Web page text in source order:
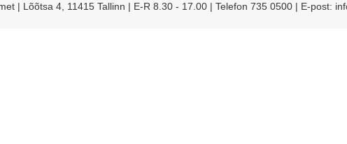
| Lõõtsa 4, 11415 Tallinn | E-R 8.30 - 17.00 | Telefon 735 0500 | E-post: